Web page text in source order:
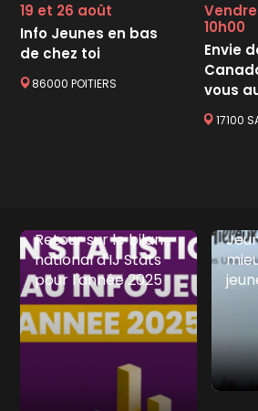
19 et 26 août
Info Jeunes en bas
de chez toi
86000 POITIERS
10h00
Envie
vous
!
17100
Retour sur le bilan
national d'IJ Stats
pour l'année 2025